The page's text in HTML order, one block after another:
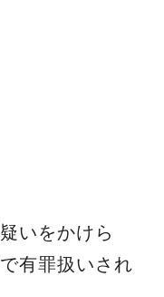
いをかけら
有罪扱いされ